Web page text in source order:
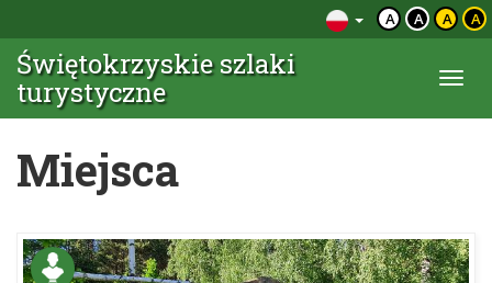
A A A A
Świętokrzyskie szlaki
turystyczne
Miejsca